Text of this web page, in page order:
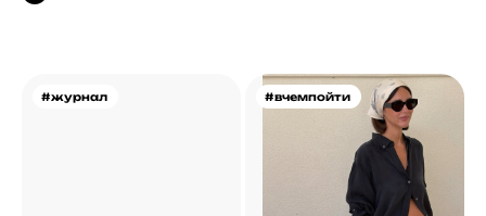
#журнал #вчемпойти